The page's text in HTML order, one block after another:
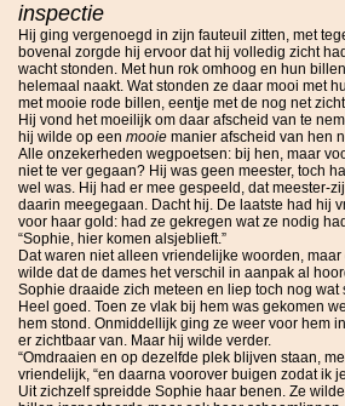
inspectie
Hij ging vergenoegd in zijn fauteuil zitten, met
bovenal zorgde hij ervoor dat hij volledig zicht
wacht stonden. Met hun rok omhoog en hun
helemaal naakt. Wat stonden ze daar mooi met
met mooie rode billen, eentje met de nog net
Hij vond het moeilijk om daar afscheid van te
hij wilde op een mooie manier afscheid van hen
Alle onzekerheden wegpoetsen: bij hen, maar
niet te ver gegaan? Hij was geen meester, toch
wel was. Hij had er mee gespeeld, dat meester-
daarin meegegaan. Dacht hij. De laatste had hij
voor haar gold: had ze gekregen wat ze nodig
“Sophie, hier komen alsjeblieft.”
Dat waren niet alleen vriendelijke woorden,
wilde dat de dames het verschil in aanpak al
Sophie draaide zich meteen en liep toch nog wat
Heel goed. Toen ze vlak bij hem was gekomen
hem stond. Onmiddellijk ging ze weer voor hem
er zichtbaar van. Maar hij wilde verder.
“Omdraaien en op dezelfde plek blijven staan,
vriendelijk, “en daarna voorover buigen zodat ik
Uit zichzelf spreidde Sophie haar benen. Ze